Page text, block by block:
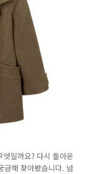
일까요? 다시 돌아온
금해 찾아봤습니다. 넘